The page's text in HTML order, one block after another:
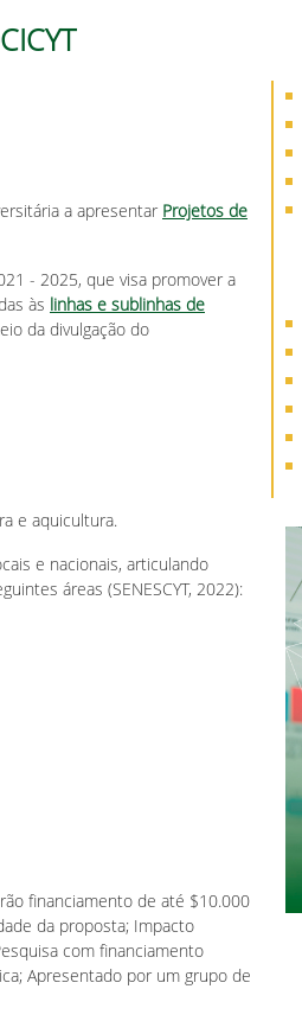
a apresentar Projetos de
- 2025, que visa promover a
às linhas e sublinhas de
da divulgação do
e aquicultura.
e nacionais, articulando
áreas (SENESCYT, 2022):
financiamento de até $10.000
da proposta; Impacto
com financiamento
Apresentado por um grupo de